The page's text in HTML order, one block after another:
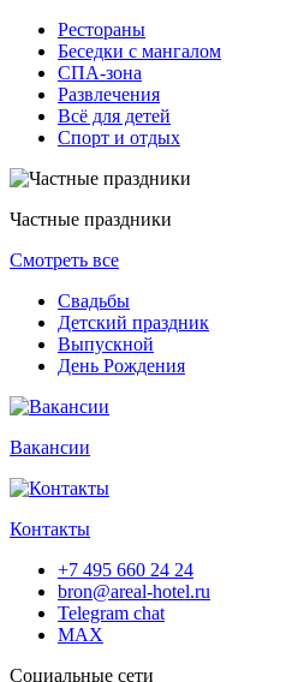
Рестораны
Беседки с мангалом
СПА-зона
Развлечения
Всё для детей
Спорт и отдых
Частные праздники
Смотреть все
Свадьбы
Детский праздник
Выпускной
День Рождения
Вакансии
Контакты
+7 495 660 24 24
bron@areal-hotel.ru
Telegram chat
MAX
Социальные сети